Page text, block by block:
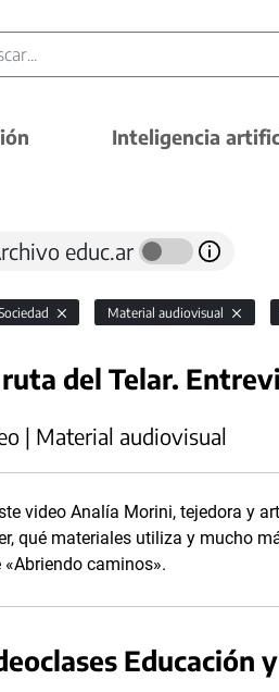
Inteligencia
educ.ar
Material audiovisual
del Telar.
| Material audiovisual
video Analía Morini, tejedora y
qué materiales utiliza y mucho
«Abriendo caminos».
Educación